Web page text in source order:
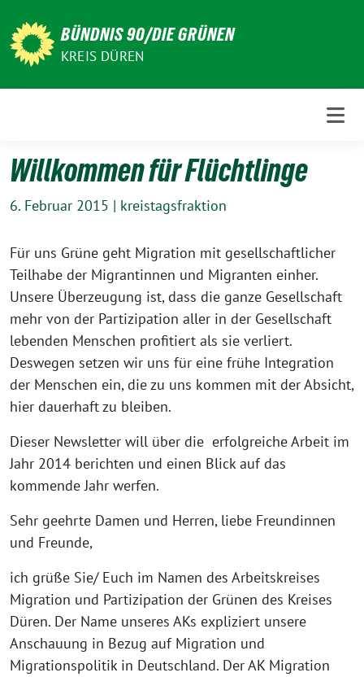
zum
Inhalt
BÜNDNIS 90/DIE GRÜNEN
KREIS DÜREN
Willkommen für Flüchtlinge
6. Februar 2015 | kreistagsfraktion
Für uns Grüne geht Migration mit gesellschaftlicher
Teilhabe der Migrantinnen und Migranten einher.
Unsere Überzeugung ist, dass die ganze Gesellschaft
mehr von der Partizipation aller in der Gesellschaft
lebenden Menschen profitiert als sie verliert.
Deswegen setzen wir uns für eine frühe Integration
der Menschen ein, die zu uns kommen mit der Absicht,
hier dauerhaft zu bleiben.
Dieser Newsletter will über die erfolgreiche Arbeit im
Jahr 2014 berichten und einen Blick auf das
kommende Jahr werfen.
Sehr geehrte Damen und Herren, liebe Freundinnen
und Freunde,
ich grüße Sie/ Euch im Namen des Arbeitskreises
Migration und Partizipation der Grünen des Kreises
Düren. Der Name unseres AKs expliziert unsere
Anschauung in Bezug auf Migration und
Migrationspolitik in Deutschland. Der AK Migration